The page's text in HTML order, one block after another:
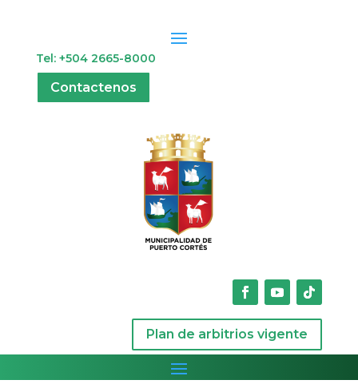
Tel: +504 2665-8000
Contactenos
Plan de arbitrios vigente